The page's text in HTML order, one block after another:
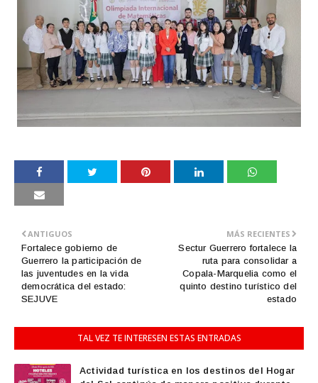
MÁS RECIENTES
Sectur Guerrero fortalece la
ruta para consolidar a
Copala-Marquelia como el
quinto destino turístico del
estado
ANTIGUOS
Fortalece gobierno de
Guerrero la participación de
las juventudes en la vida
democrática del estado:
SEJUVE
TAL VEZ TE INTERESEN ESTAS ENTRADAS
Actividad turística en los destinos del Hogar